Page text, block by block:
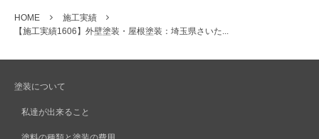
HOME
施工実績
【施工実績1606】外壁塗装・屋根塗装：埼玉県さいた...
塗装について
私達が出来ること